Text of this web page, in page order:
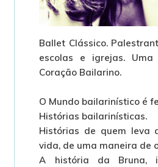
Ballet Clássico.
escolas e igrejas.
Coração Bailarino.
O Mundo bailarinístico é
Histórias bailarinísticas.
Histórias de quem leva
vida, de uma maneira de
A história da Bruna,